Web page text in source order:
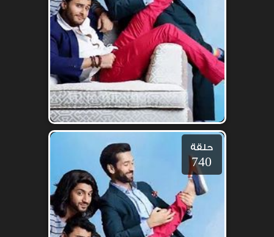
حلقة
740